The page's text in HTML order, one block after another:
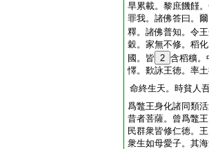
旱累載。黎庶饑饉
罪我。諸佛答曰。
釋。諸佛普知。令
穀。家無不修。稻
國。皆 2 含稻穬。
懌。歎詠王徳。率
命終生天。時貧人
爲鼈王身化諸同類
昔者菩薩。曾爲鼈
民群衆皆修仁徳。
衆生如母愛子。其